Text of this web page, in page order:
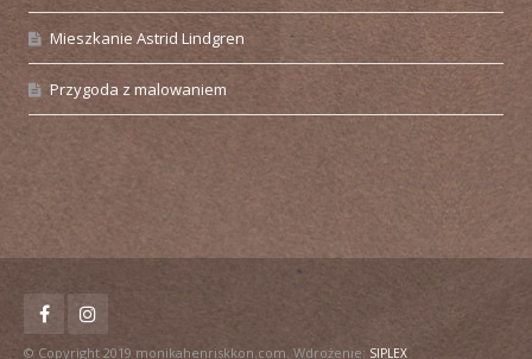
Mieszkanie Astrid Lindgren
Przygoda z malowaniem
© Copyright 2019 monikahenriskkon.com. Wdrożenie: SIPLEX